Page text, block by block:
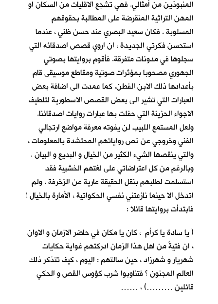
المنبوذين من أمثالي. فهي تشجع الاقليات من السكان او
المهن التراثية المنقرضة على المطالبة بحقوقهم
المسلوبة . فكان سعيد البصري عند حسن ظني ، عندما
استحسن فكرتي الجديدة ، ان اروي قصص اصدقائه التي
سجلوها في مدونات متفرقة. فأقوم بروايتها بصوتي
الجهوري مصحوبا بمؤثرات صوتية ومقاطع موسيقى قام
بأعدادها ذلك الابن الفطن. كما عمدت الى اضافة بعض
العبارات التي تشير الى بعض القصص الاسطورية لتلطيف
الاجواء الحزينة التي حفلت بها عبارات روايات اصدقائنا.
ولعل المستمع اللبيب لن يفوته معرفة مواضع ارتجالي
الفني وخروجي عن نص رواياتهم المحتشدة بالمعلومات ،
والتي ينقصها الشيء الكثير من الخيال و البديع و البيان .
وبالرغم من كل اعتراضاتي على لغتهم الخشبية فقد
استسلمت لطلبهم بنقل الحقيقة عارية عن الزخرفة ، ولم
اتدخل الا حينما نازعتني نفسي الحكواتية ، الأمارة بالخيال !
فابتدأت بروايتها قائلا :
( يا سادة يا كرأم ، كان يا مكان في حاضر الازمان و الاوان
، ان فتيةً من اهل هذا الزمان ادركتهم غواية حكايات
شهريار و شهرزاد ، حين سالتهم : اليوم ، كيف تتذكر ذلك
العالم المجنون ؟ فتناوبوا شرب كؤوس القص و الحكي
قائلين ………) ، ……